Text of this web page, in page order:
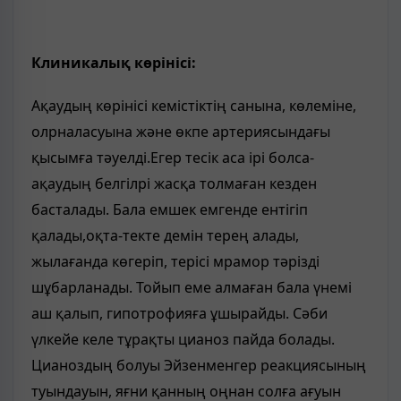
Клиникалық көрінісі:
Ақаудың көрінісі кемістіктің санына, көлеміне,
олрналасуына және өкпе артериясындағы
қысымға тәуелді.Егер тесік аса ірі болса-
ақаудың белгілрі жасқа толмаған кезден
басталады. Бала емшек емгенде ентігіп
қалады,оқта-текте демін терең алады,
жылағанда көгеріп, терісі мрамор тәрізді
шұбарланады. Тойып еме алмаған бала үнемі
аш қалып, гипотрофияға ұшырайды. Сәби
үлкейе келе тұрақты цианоз пайда болады.
Цианоздың болуы Эйзенменгер реакциясының
туындауын, яғни қанның оңнан солға ағуын